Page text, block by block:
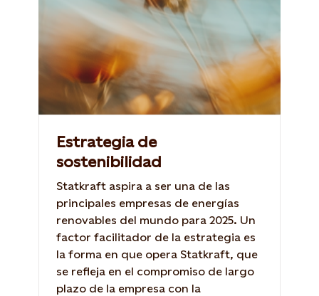
Estrategia de
sostenibilidad
Statkraft aspira a ser una de las
principales empresas de energías
renovables del mundo para 2025. Un
factor facilitador de la estrategia es
la forma en que opera Statkraft, que
se refleja en el compromiso de largo
plazo de la empresa con la